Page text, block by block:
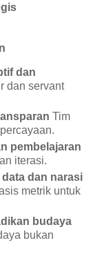
dan
dan servant
Tim
pembelajaran
iterasi.
dan narasi
metrik untuk
budaya
bukan